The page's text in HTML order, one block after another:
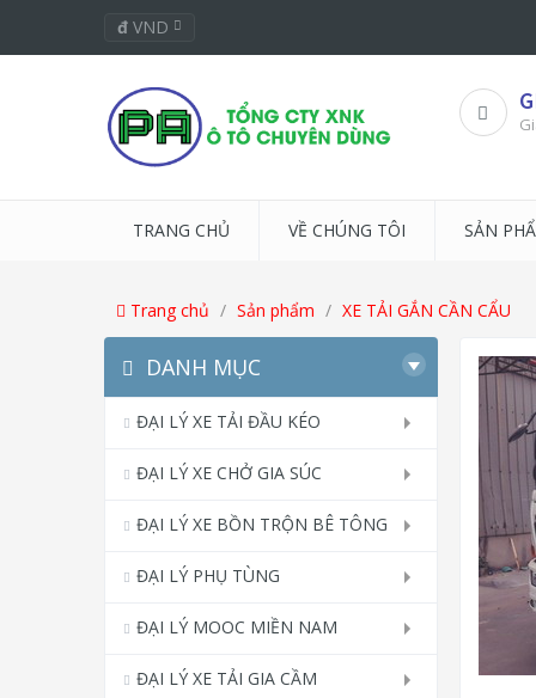
đ VND
TRANG CHỦ VỀ CHÚNG TÔI SẢN
Trang chủ Sản phẩm XE TẢI GẮN CẦN CẨU
DANH MỤC
ĐẠI LÝ XE TẢI ĐẦU KÉO
ĐẠI LÝ XE CHỞ GIA SÚC
ĐẠI LÝ XE BỒN TRỘN BÊ TÔNG
ĐẠI LÝ PHỤ TÙNG
ĐẠI LÝ MOOC MIỀN NAM
ĐẠI LÝ XE TẢI GIA CẦM